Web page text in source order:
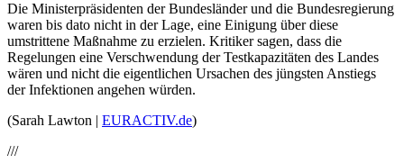
Die Ministerpräsidenten der Bundesländer und die Bundesregierung
waren bis dato nicht in der Lage, eine Einigung über diese
umstrittene Maßnahme zu erzielen. Kritiker sagen, dass die
Regelungen eine Verschwendung der Testkapazitäten des Landes
wären und nicht die eigentlichen Ursachen des jüngsten Anstiegs
der Infektionen angehen würden.
(Sarah Lawton | EURACTIV.de)
///